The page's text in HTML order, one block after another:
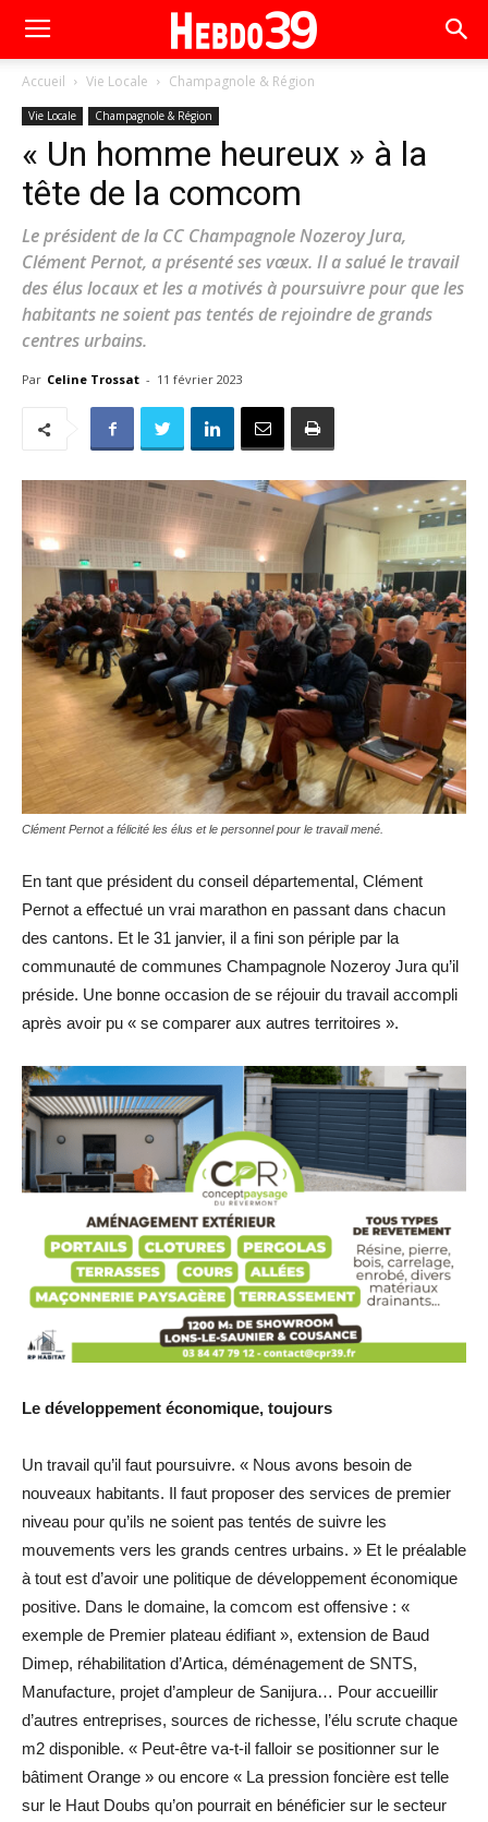
Accueil Vie Locale Champagnole & Région
Vie Locale Champagnole & Région
« Un homme heureux » à la
tête de la comcom
Le président de la CC Champagnole Nozeroy Jura,
Clément Pernot, a présenté ses vœux. Il a salué le travail
des élus locaux et les a motivés à poursuivre pour que les
habitants ne soient pas tentés de rejoindre de grands
centres urbains.
Par Celine Trossat - 11 février 2023
Clément Pernot a félicité les élus et le personnel pour le travail mené.
En tant que président du conseil départemental, Clément
Pernot a effectué un vrai marathon en passant dans chacun
des cantons. Et le 31 janvier, il a fini son périple par la
communauté de communes Champagnole Nozeroy Jura qu’il
préside. Une bonne occasion de se réjouir du travail accompli
après avoir pu « se comparer aux autres territoires ».
Le développement économique, toujours
Un travail qu’il faut poursuivre. « Nous avons besoin de
nouveaux habitants. Il faut proposer des services de premier
niveau pour qu’ils ne soient pas tentés de suivre les
mouvements vers les grands centres urbains. » Et le préalable
à tout est d’avoir une politique de développement économique
positive. Dans le domaine, la comcom est offensive : «
exemple de Premier plateau édifiant », extension de Baud
Dimep, réhabilitation d’Artica, déménagement de SNTS,
Manufacture, projet d’ampleur de Sanijura… Pour accueillir
d’autres entreprises, sources de richesse, l’élu scrute chaque
m2 disponible. « Peut-être va-t-il falloir se positionner sur le
bâtiment Orange » ou encore « La pression foncière est telle
sur le Haut Doubs qu’on pourrait en bénéficier sur le secteur